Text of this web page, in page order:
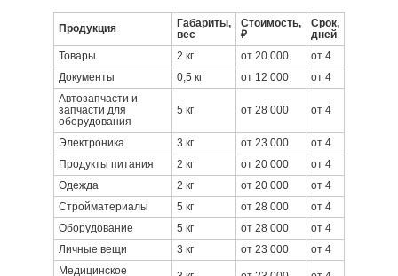
Продукция
Габариты,
вес
Стоимость,
₽
Срок,
дней
Товары
2 кг от 20 000
от 4
Документы
0,5 кг от 12 000
от 4
Автозапчасти и
запчасти для
оборудования
5 кг от 28 000 от 4
Электроника 3 кг от 23 000
от 4
Продукты питания
2 кг от 20 000
от 4
Одежда
2 кг от 20 000
от 4
Стройматериалы
5 кг от 28 000
от 4
Оборудование
5 кг от 28 000
от 4
Личные вещи
3 кг от 23 000
от 4
Медицинское